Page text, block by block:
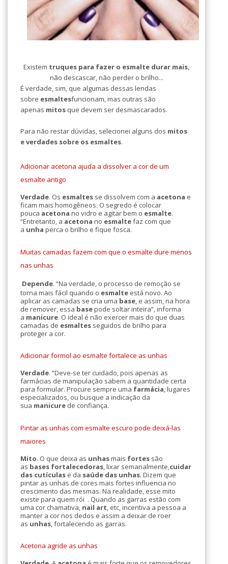
Existem truques para fazer o esmalte durar mais,
não descascar, não perder o brilho...
É verdade, sim, que algumas dessas lendas
sobre esmaltesfuncionam, mas outras são
apenas mitos que devem ser desmascarados.
Para não restar dúvidas, selecionei alguns dos mitos
e verdades sobre os esmaltes.
Adicionar acetona ajuda a dissolver a cor de um
esmalte antigo
Verdade. Os esmaltes se dissolvem com a acetona e
ficam mais homogêneos. O segredo é colocar
pouca acetona no vidro e agitar bem o esmalte.
“Entretanto, a acetona no esmaltefaz com que
a unha perca o brilho e fique fosca.
Muitas camadas fazem com que o esmalte dure menos
nas unhas
Depende. “Na verdade, o processo de remoção se
torna mais fácil quando o esmalte está novo. Ao
aplicar as camadas se cria uma base, e assim, na hora
de remover, essa basepode soltar inteira”, informa
a manicure. O ideal é não exercer mais do que duas
camadas de esmaltes seguidos de brilho para
proteger a cor.
Adicionar formol ao esmalte fortalece as unhas
Verdade. “Deve-se ter cuidado, pois apenas as
farmácias de manipulação sabem a quantidade certa
para formular. Procure sempre uma farmácia, lugares
especializados, ou busque a indicação da
sua manicure de confiança.
Pintar as unhas com esmalte escuro pode deixá-las
maiores
Mito. O que deixa as unhasmais fortes são
as bases fortalecedoras, lixar semanalmente,cuidar
das cutículas e da saúde das unhas. Dizem que
pintar as unhas de cores mais fortes influencia no
crescimento das mesmas. Na realidade, esse mito
existe para quem rói . Quando as garras estão com
uma cor chamativa, nail art, etc, incentiva a pessoa a
manter a cor nos dedos e assim a deixar de roer
as unhas, fortalecendo as garras.
Acetona agride as unhas